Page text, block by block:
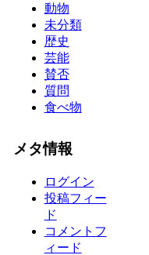
動物
未分類
歴史
芸能
賛否
質問
食べ物
メタ情報
ログイン
投稿フィー
ド
コメントフ
ィード